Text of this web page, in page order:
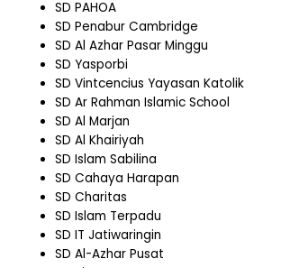
SD PAHOA
SD Penabur Cambridge
SD Al Azhar Pasar Minggu
SD Yasporbi
SD Vintcencius Yayasan Katolik
SD Ar Rahman Islamic School
SD Al Marjan
SD Al Khairiyah
SD Islam Sabilina
SD Cahaya Harapan
SD Charitas
SD Islam Terpadu
SD IT Jatiwaringin
SD Al-Azhar Pusat